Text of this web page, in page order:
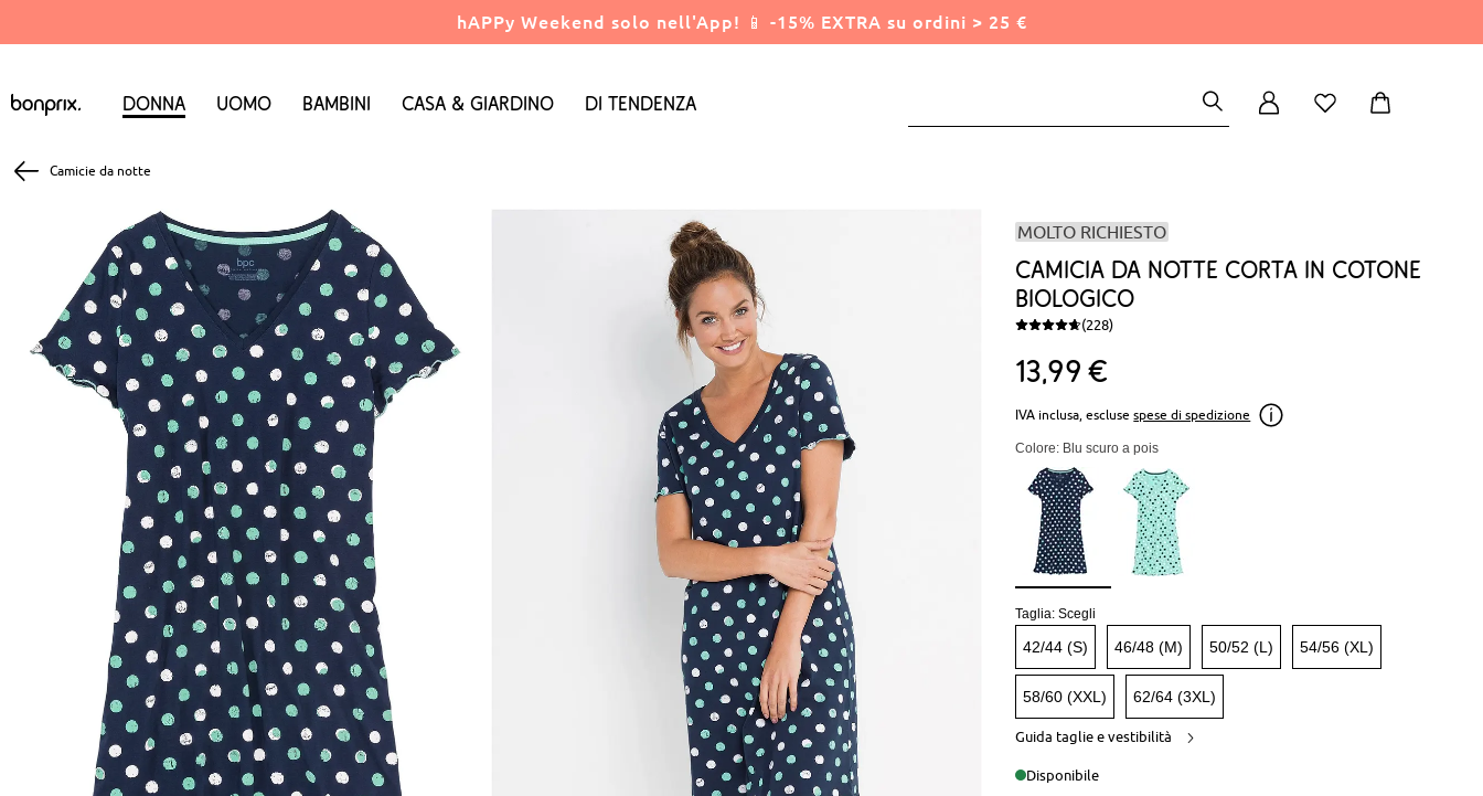
hAPPy Weekend solo nell'App! 📱 -15% EXTRA su ordini > 25 €
Donna Uomo Bambini Casa & Giardino Di tendenza
Camicie da notte
MOLTO RICHIESTO
Camicia da notte corta in cotone
biologico
(228)
13 99 €
IVA inclusa, escluse spese di spedizione
Colore: Blu scuro a pois
Taglia:Scegli
42/44 (S) 46/48 (M) 50/52 (L) 54/56 (XL)
58/60 (XXL) 62/64 (3XL)
Guida taglie e vestibilità
Disponibile